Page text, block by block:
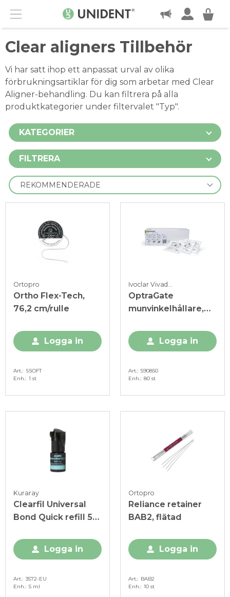
Menu
KONTAKT
Clear aligners Tillbehör
Vi har satt ihop ett anpassat urval av olika
förbrukningsartiklar för dig som arbetar med Clear
Aligner-behandling. Du kan filtrera på alla
produktkategorier under filtervalet "Typ".
KATEGORIER
FILTRERA
Ortopro
Ortho Flex-Tech,
76,2 cm/rulle
Logga in
Art.
SSOFT
Enh.
1 st
Ivoclar Vivadent
OptraGate
munvinkelhållare,
Logga in
Art.
590850
Enh.
80 st
Kuraray
Clearfil Universal
Bond Quick refill 5
Logga in
Art. 3572-EU
Enh. 5 ml
Ortopro
Reliance retainer
BAB2, flätad
Logga in
Art.
BAB2
Enh. 10 st